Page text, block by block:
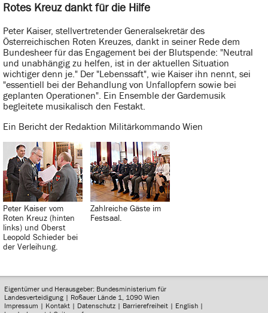
Rotes Kreuz dankt für die Hilfe
Peter Kaiser, stellvertretender Generalsekretär des
Österreichischen Roten Kreuzes, dankt in seiner Rede dem
Bundesheer für das Engagement bei der Blutspende: "Neutral
und unabhängig zu helfen, ist in der aktuellen Situation
wichtiger denn je." Der "Lebenssaft", wie Kaiser ihn nennt, sei
"essentiell bei der Behandlung von Unfallopfern sowie bei
geplanten Operationen". Ein Ensemble der Gardemusik
begleitete musikalisch den Festakt.
Ein Bericht der Redaktion Militärkommando Wien
Peter Kaiser vom
Roten Kreuz (hinten
links) und Oberst
Leopold Schieder bei
der Verleihung.
Zahlreiche Gäste im
Festsaal.
Eigentümer und Herausgeber: Bundesministerium für
Landesverteidigung | Roßauer Lände 1, 1090 Wien
Impressum | Kontakt | Datenschutz | Barrierefreiheit | English |